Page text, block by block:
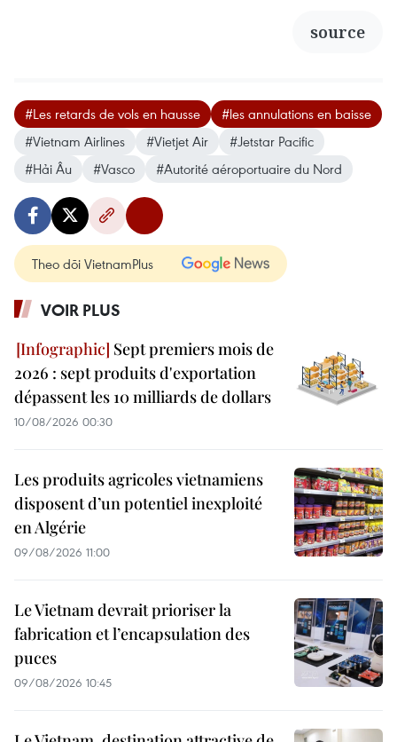
source
#Les retards de vols en hausse
#les annulations en baisse
#Vietnam Airlines
#Vietjet Air
#Jetstar Pacific
#Hải Âu
#Vasco #Autorité aéroportuaire du Nord
Theo dõi VietnamPlus
VOIR PLUS
Sept premiers mois de
2026 : sept produits d'exportation
dépassent les 10 milliards de dollars
10/08/2026 00:30
Les produits agricoles vietnamiens
disposent d’un potentiel inexploité
en Algérie
09/08/2026 11:00
Le Vietnam devrait prioriser la
fabrication et l’encapsulation des
puces
09/08/2026 10:45